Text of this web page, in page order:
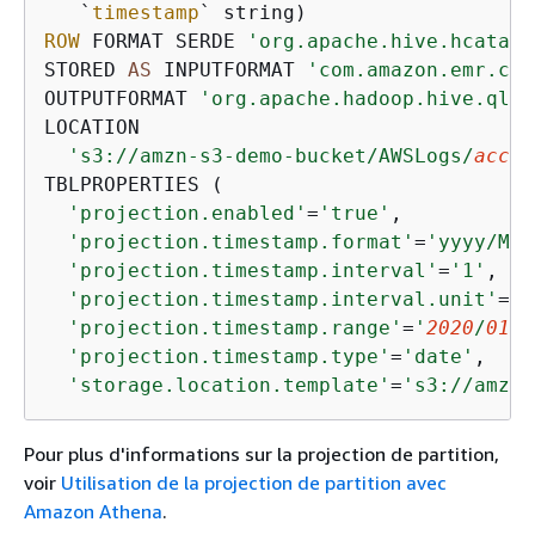
   `
timestamp
ROW FORMAT SERDE
STORED AS INPUTFORMAT
OUTPUTFORMAT
LOCATION
's3://amzn-s3-demo-bucket/AWSLogs/
TBLPROPERTIES (
'projection.enabled' = 'true' ,
'projection.timestamp.format' = 'yyyy/
'projection.timestamp.interval' = '1' ,
'projection.timestamp.interval.unit' =
'projection.timestamp.range' = ' 2020/01
'projection.timestamp.type' = 'date' ,
'storage.location.template' = 's3://amzn-
Pour plus d'informations sur la projection de partition,
voir Utilisation de la projection de partition avec
Amazon Athena.